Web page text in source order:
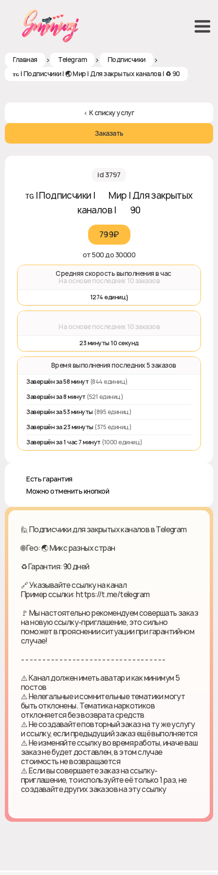
Главная > Telegram > Подписчики >
ᴛɢ | Подписчики | 🌏 Мир | Для закрытых каналов | ♻ 90
< К списку услуг
Заказать
id 3797
ᴛɢ | Подписчики | 🌏 Мир | Для закрытых
каналов | ♻ 90
799₽‎
от 500 до 30000
🚀 Средняя скорость выполнения в час
На основе последних 10 заказов
1274 единиц}
На основе последних 10 заказов
23 минуты 10 секунд
⏱️ Время выполнения последних 5 заказов
Завершён за 58 минут (844 единиц)
Завершён за 8 минут (521 единиц)
Завершён за 53 минуты (895 единиц)
Завершён за 23 минуты (375 единиц)
Завершён за 1 час 7 минут (1000 единиц)
♻️ Есть гарантия
❎ Можно отменить кнопкой
🙋 Подписчики для закрытых каналов в Telegram
🌐 Гео: 🌏 Микс разных стран
♻ Гарантия: 90 дней
🔗 Указывайте ссылку на канал
Пример ссылки: https://t.me/telegram
🚩 Мы настоятельно рекомендуем совершать заказ
на новую ссылку-приглашение, это сильно
поможет в прояснении ситуации при гарантийном
случае!
- - - - - - - - - - - - - - - - - - - - - - - - - - - - - - - - - -
⚠️ Канал должен иметь аватар и как минимум 5
постов
⚠️ Нелегальные и сомнительные тематики могут
быть отклонены. Тематика наркотиков
отклоняется без возврата средств
⚠️ Не создавайте повторный заказ на ту же услугу
и ссылку, если предыдущий заказ ещё выполняется
⚠️ Не изменяйте ссылку во время работы, иначе ваш
заказ не будет доставлен, в этом случае
стоимость не возвращается
⚠️ Если вы совершаете заказ на ссылку-
приглашение, то используйте её только 1 раз, не
создавайте других заказов на эту ссылку